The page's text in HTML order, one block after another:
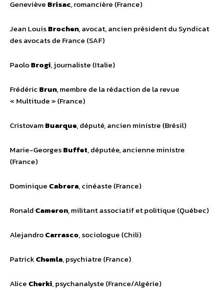
Geneviève Brisac, romancière (France)
Jean LouisBrochen, avocat, ancien président du Syndicat
des avocats de France (SAF)
PaoloBrogi, journaliste (Italie)
Frédéric Brun, membre de la rédaction de la revue
« Multitude » (France)
CristovamBuarque, député, ancien ministre (Brésil)
Marie-GeorgesBuffet, députée, ancienne ministre
(France)
Dominique Cabrera, cinéaste (France)
Ronald Cameron, militant associatif et politique (Québec)
AlejandroCarrasco, sociologue (Chili)
PatrickChemla, psychiatre (France)
Alice Cherki, psychanalyste (France/Algérie)